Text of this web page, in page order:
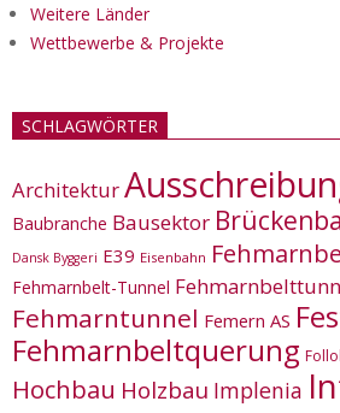
Weitere Länder
Wettbewerbe & Projekte
SCHLAGWÖRTER
Architektur
Baubranche Bausektor
Dansk Byggeri E39 Eisenbahn
Fehmarnbelt-Tunnel
Fehmarntunnel Femern AS
Fehmarnbeltquerung
Hochbau Holzbau Implenia